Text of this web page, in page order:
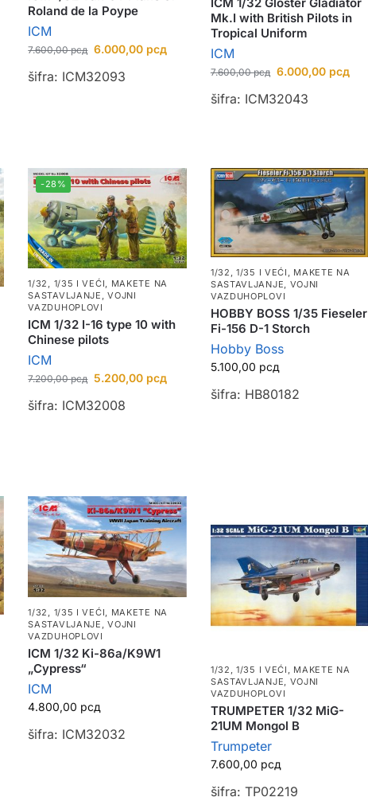
Roland de la Poype
ICM
7.600,00рсд 6.000,00 рсд
šifra: ICM32093
Mk.I with British Pilots in
Tropical Uniform
ICM
7.600,00рсд 6.000,00 рсд
šifra: ICM32043
-28%
1/32, 1/35 I VEĆI, MAKETE NA
SASTAVLJANJE ,VOJNI
VAZDUHOPLOVI
ICM 1/32 I-16 type 10 with
Chinese pilots
ICM
7.200,00рсд 5.200,00 рсд
šifra: ICM32008
1/32, 1/35 I VEĆI , MAKETE NA
SASTAVLJANJE, VOJNI
VAZDUHOPLOVI
HOBBY BOSS 1/35 Fieseler
Fi-156 D-1 Storch
Hobby Boss
5.100,00 рсд
šifra: HB80182
1/32, 1/35 I VEĆI, MAKETE NA
SASTAVLJANJE ,VOJNI
VAZDUHOPLOVI
ICM 1/32 Ki-86a/K9W1
„Cypress“
ICM
4.800,00 рсд
šifra: ICM32032
1/32, 1/35 I VEĆI , MAKETE NA
SASTAVLJANJE, VOJNI
VAZDUHOPLOVI
TRUMPETER 1/32 MiG-
21UM Mongol B
Trumpeter
7.600,00 рсд
šifra: TP02219